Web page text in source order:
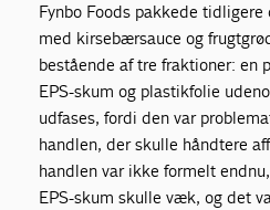
Fynbo Foods pakkede
med kirsebærsauce og
bestående af tre fraktioner: en
EPS-skum og plastikfolie
udfases, fordi den var
handlen, der skulle håndtere
handlen var ikke formelt
EPS-skum skulle væk, og det